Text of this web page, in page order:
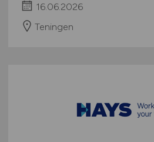
16.06.2026
Teningen